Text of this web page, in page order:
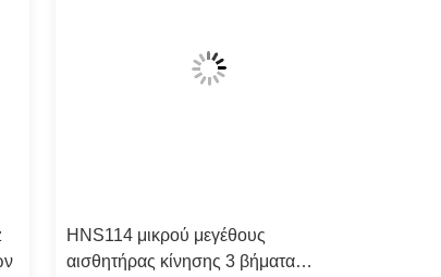
HNS114 μικρού μεγέθους
αισθητήρας κίνησης 3 βήματα